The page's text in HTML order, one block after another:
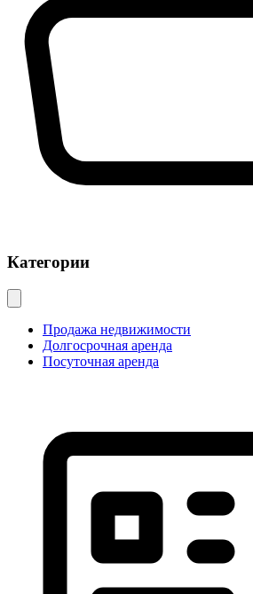
Категории
Продажа недвижимости
Долгосрочная аренда
Посуточная аренда